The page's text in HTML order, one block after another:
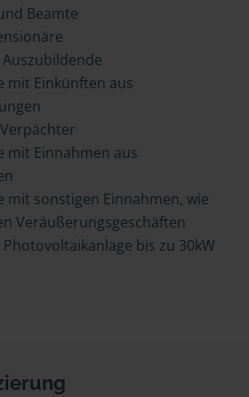
Beamte
mit Einkünften aus
mit Einnahmen aus
mit sonstigen Einnahmen, wie
Veräußerungsgeschäften
bis zu 30kW